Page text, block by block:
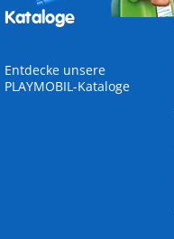
Kataloge
Entdecke unsere
PLAYMOBIL-Kataloge